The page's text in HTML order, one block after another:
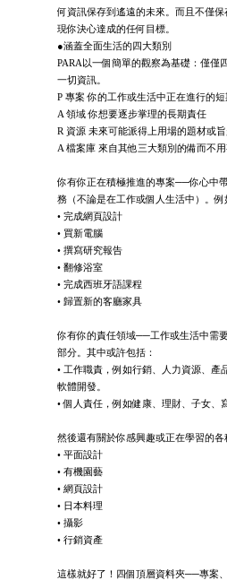
何資訊保存到遙遠的未來。而且不僅
現你決心達成的任何目標。
●涵蓋全面生活的四大類別
PARA以一個簡單的觀察為基礎：僅僅
一切資訊。
P 專案 你的工作或生活中正在進行的
A 領域 你想要逐步掌理的長期責任
R 資源 未來可能派得上用場的題材或旨
A 檔案庫 來自其他三大類別的備而不
你有你正在積極推進的專案──你心中
務（不論是在工作或個人生活中）。例
• 完成網頁設計
• 買新電腦
• 撰寫研究報告
• 翻修浴室
• 完成西班牙語課程
• 歸置新的客廳家具
你有你的責任領域──工作或生活中需
部分。其中或許包括：
• 工作職責，例如行銷、人力資源、產
軟體開發。
• 個人責任，例如健康、理財、子女、
然後還有關於你感興趣或正在學習的各
• 平面設計
• 有機園藝
• 網頁設計
• 日本料理
• 攝影
• 行銷資產
這樣就好了！四個頂層資料夾──專案